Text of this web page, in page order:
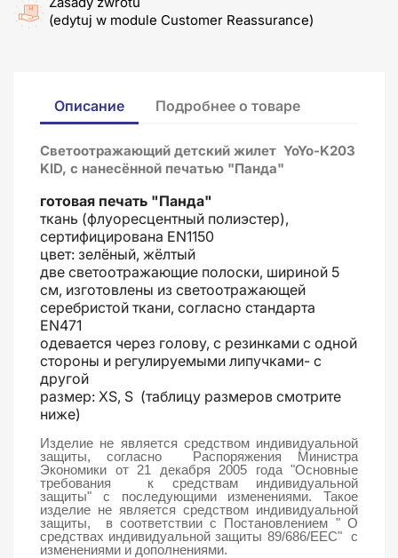
(edytuj w module Customer Reassurance)
Описание Подробнее о товаре
Светоотражающий детский жилет YoYo-K203
KID, с нанесённой печатью "Панда"
готовая печать "Панда"
ткань (флуоресцентный полиэстер),
сертифицирована EN1150
цвет: зелёный, жёлтый
две светоотражающие полоски, шириной 5
см, изготовлены из светоотражающей
серебристой ткани, согласно стандарта
EN471
одевается через голову, с резинками с одной
стороны и регулируемыми липучками- с
другой
размер: XS, S (таблицу размеров смотрите
ниже)
Изделие не является средством индивидуальной
защиты, согласно Распоряжения Министра
Экономики от 21 декабря 2005 года "Основные
требования к средствам индивидуальной
защиты" с последующими изменениями. Такое
изделие не является средством индивидуальной
защиты, в соответствии с Постановлением " О
средствах индивидуальной защиты 89/686/EEC" с
изменениями и дополнениями.